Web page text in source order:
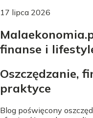
17 lipca 2026
finanse i
Oszczędzanie,
praktyce
Blog poświęcony